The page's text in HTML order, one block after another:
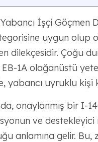
İşçi Göçmen
uygun olup
dilekçesidir. Çoğu
EB-1A olağanüstü
yabancı uyruklu
onaylanmış bir I-
ve destekleyici
anlamına gelir. Bu,